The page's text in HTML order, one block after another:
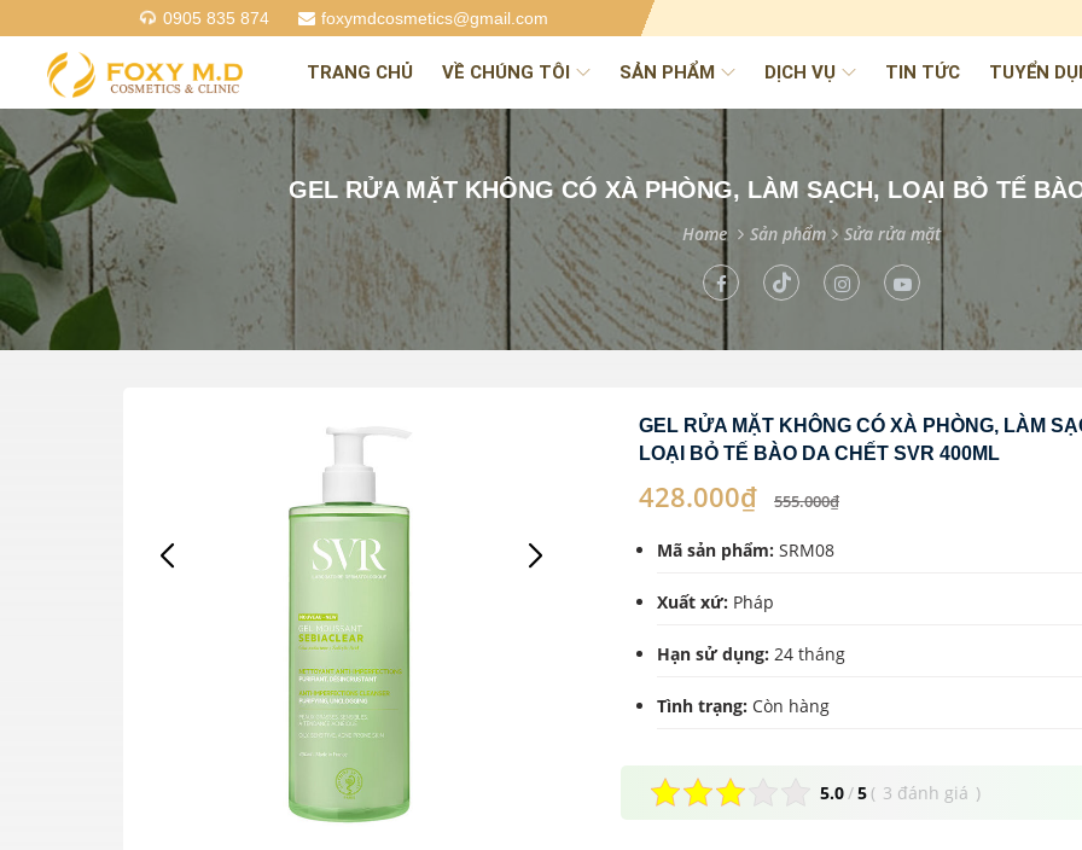
0905 835 874 foxymdcosmetics@gmail.com
TRANG CHỦ VỀ CHÚNG TÔI SẢN PHẨM DỊCH VỤ TIN TỨC TUYỂN
GEL RỬA MẶT KHÔNG CÓ XÀ PHÒNG, LÀM SẠCH, LOẠI BỎ TẾ
Home Sản phẩm Sửa rửa mặt
GEL RỬA MẶT KHÔNG CÓ XÀ PHÒNG, LÀM
LOẠI BỎ TẾ BÀO DA CHẾT SVR 400ML
428.000₫ 555.000₫
Mã sản phẩm: SRM08
Xuất xứ: Pháp
Hạn sử dụng: 24 tháng
Tình trạng: Còn hàng
5.0/5( 3 đánh giá )